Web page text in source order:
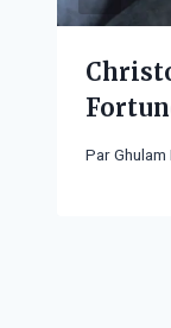
Par